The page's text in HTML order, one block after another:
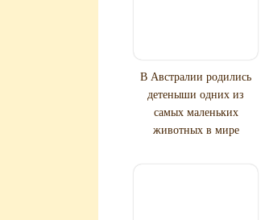
В Австралии родились
детеныши одних из
самых маленьких
животных в мире